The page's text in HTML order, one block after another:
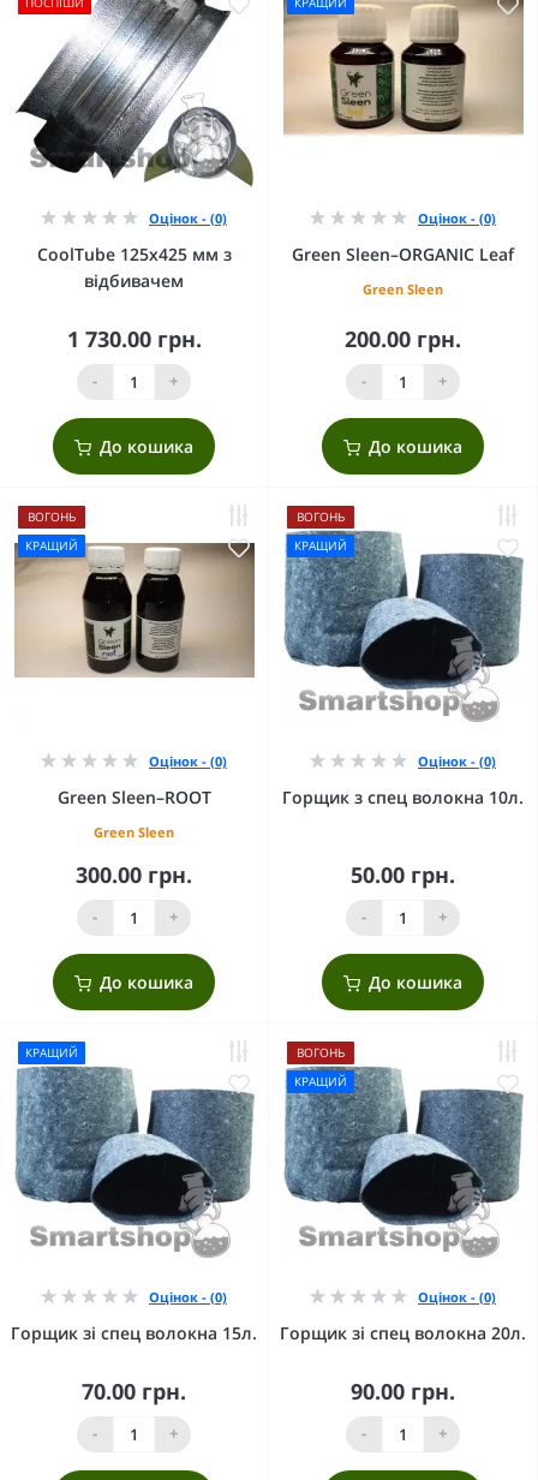
Оцінок - (0)
CoolTube 125х425 мм з
відбивачем
1 730.00 грн.
- +
До кошика
Оцінок - (0)
Green Sleen–ORGANIC Leaf
Green Sleen
200.00 грн.
- +
До кошика
ВОГОНЬ
КРАЩИЙ
Оцінок - (0)
Green Sleen–ROOT
Green Sleen
300.00 грн.
- +
До кошика
ВОГОНЬ
КРАЩИЙ
Оцінок - (0)
Горщик з спец волокна 10л.
50.00 грн.
- +
До кошика
КРАЩИЙ
Оцінок - (0)
Горщик зі спец волокна 15л.
70.00 грн.
- +
ВОГОНЬ
КРАЩИЙ
Оцінок - (0)
Горщик зі спец волокна 20л.
90.00 грн.
- +